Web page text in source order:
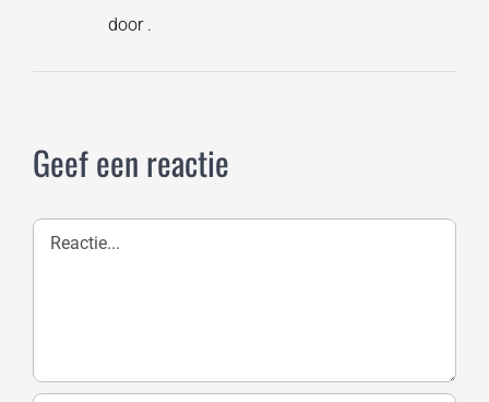
door .
Geef een reactie
Reactie